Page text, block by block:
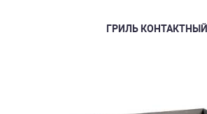
ГРИЛЬ КОНТАКТНЫЙ